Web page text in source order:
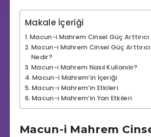
Makale İçeriği
Macun-i Mahrem Cinsel Güç
Macun-i Mahrem Cinsel Güç
Nedir?
Macun-i Mahrem Nasıl Kullanılır?
Macun-i Mahrem’in İçeriği
Macun-i Mahrem’in Etkileri
Macun-i Mahrem’in Yan Etkileri
Macun-i Mahrem